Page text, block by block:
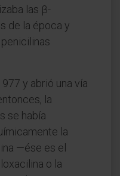
las β-
de la época y
y abrió una vía
la
se había
la
—ése es el
o la